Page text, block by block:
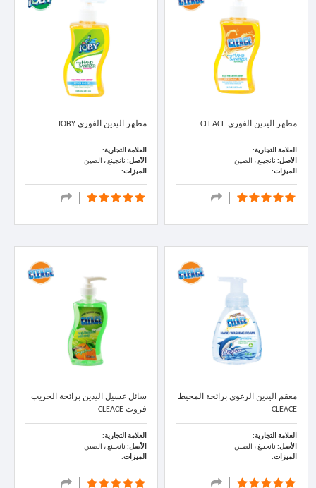
مطهر اليدين الفوري CLEACE
العلامة التجارية:
الأصل: نانجينغ ، الصين
الميزات:
مطهر اليدين الفوري JOBY
العلامة التجارية:
الأصل: نانجينغ ، الصين
الميزات:
معقم اليدين الرغوي برائحة المحيط
CLEACE
العلامة التجارية:
الأصل: نانجينغ ، الصين
الميزات:
سائل غسيل اليدين برائحة الجريب
فروت CLEACE
العلامة التجارية:
الأصل: نانجينغ ، الصين
الميزات: